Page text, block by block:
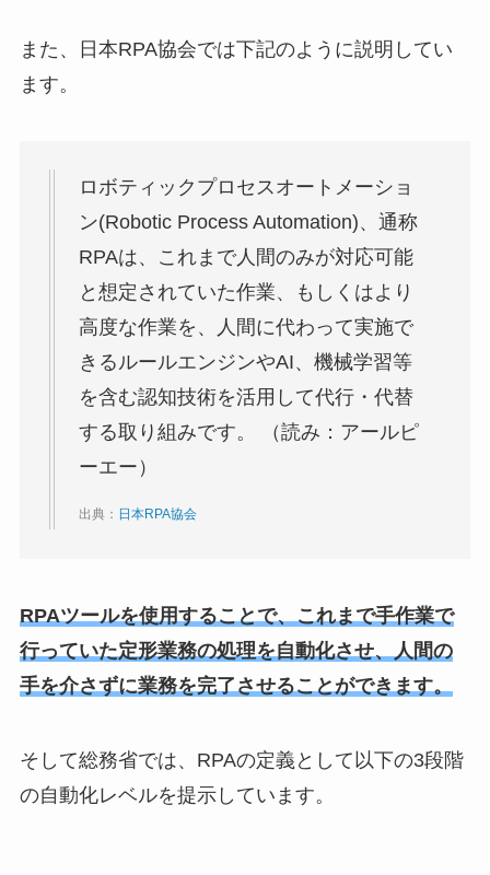
また、日本RPA協会では下記のように説明してい
ます。
ロボティックプロセスオートメーショ
ン(Robotic Process Automation)、通称
RPAは、これまで人間のみが対応可能
と想定されていた作業、もしくはより
高度な作業を、人間に代わって実施で
きるルールエンジンやAI、機械学習等
を含む認知技術を活用して代行・代替
する取り組みです。 （読み：アールピ
ーエー）
出典： 日本RPA協会
RPAツールを使用することで、これまで手作業で
行っていた定形業務の処理を自動化させ、人間の
手を介さずに業務を完了させることができます。
そして総務省では、RPAの定義として以下の3段階
の自動化レベルを提示しています。